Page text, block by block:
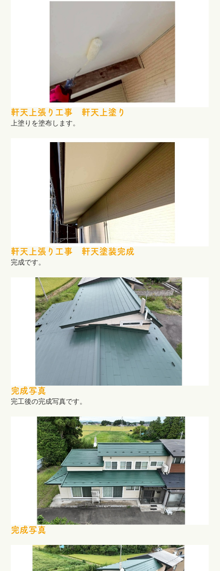
軒天上張り工事 軒天上塗り
上塗りを塗布します。
軒天上張り工事 軒天塗装完成
完成です。
完成写真
完工後の完成写真です。
完成写真